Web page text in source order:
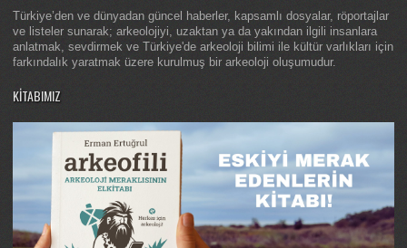
Türkiye’den ve dünyadan güncel haberler, kapsamlı dosyalar, röportajlar
ve listeler sunarak; arkeolojiyi, uzaktan ya da yakından ilgili insanlara
anlatmak, sevdirmek ve Türkiye'de arkeoloji bilimi ile kültür varlıkları için
farkındalık yaratmak üzere kurulmuş bir arkeoloji oluşumudur.
KITABIMIZ